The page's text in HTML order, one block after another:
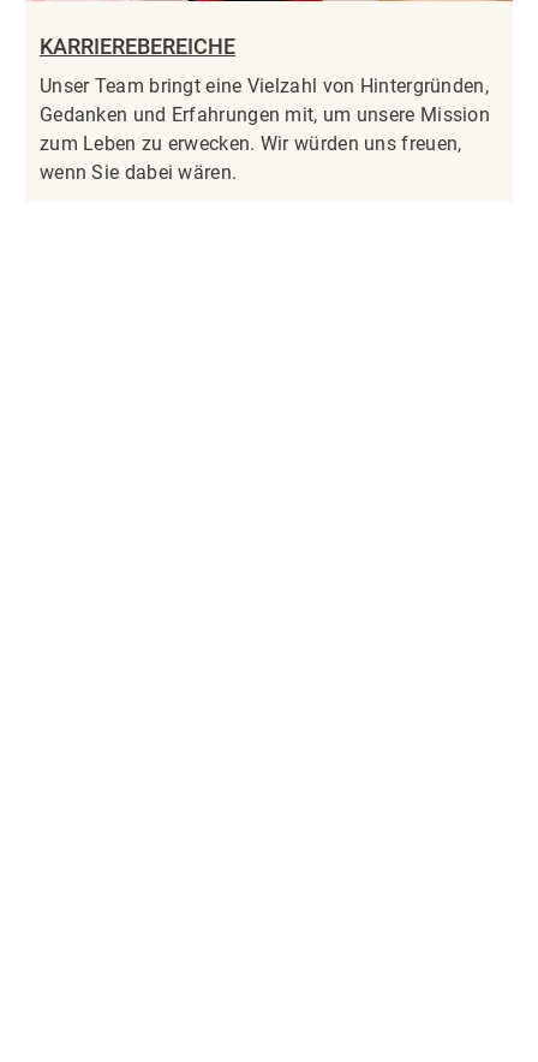
KARRIEREBEREICHE
Unser Team bringt eine Vielzahl von Hintergründen,
Gedanken und Erfahrungen mit, um unsere Mission
zum Leben zu erwecken. Wir würden uns freuen,
wenn Sie dabei wären.